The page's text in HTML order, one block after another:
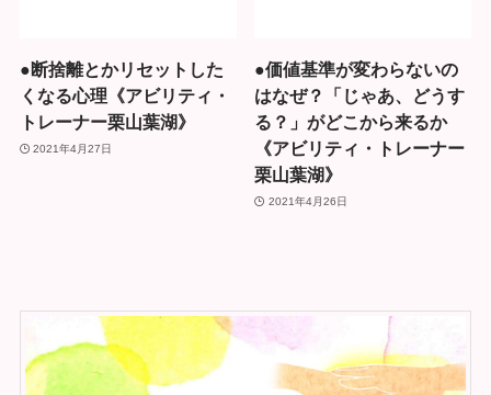
●断捨離とかリセットした
くなる心理《アビリティ・
トレーナー栗山葉湖》
2021年4月27日
●価値基準が変わらないの
はなぜ？「じゃあ、どうす
る？」がどこから来るか
《アビリティ・トレーナー
栗山葉湖》
2021年4月26日